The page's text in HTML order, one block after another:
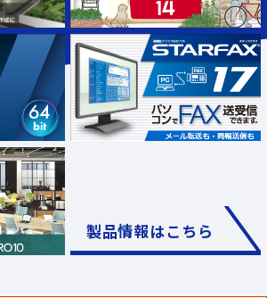
製品情報はこちら